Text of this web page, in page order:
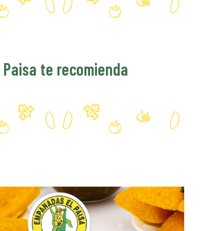
Paisa te recomienda